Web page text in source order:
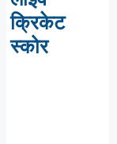
क्रिकेट
स्कोर